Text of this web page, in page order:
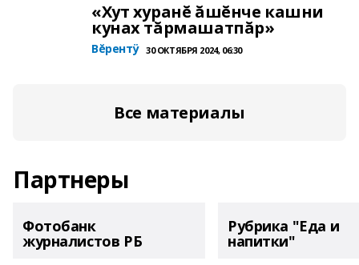
«Хут хуранĕ ăшĕнче кашни
кунах тăрмашатпăр»
Вĕрентÿ 30 ОКТЯБРЯ 2024, 06:30
Все материалы
Партнеры
Фотобанк
журналистов РБ
Рубрика "Еда и
напитки"